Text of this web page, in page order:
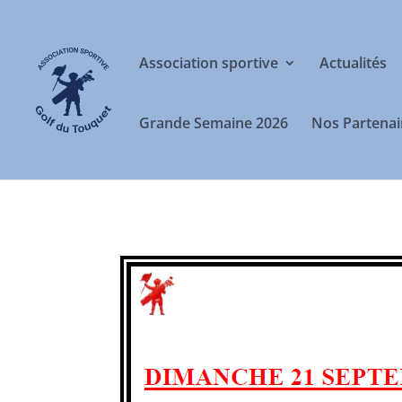
Association sportive Actualités
Grande Semaine 2026 Nos